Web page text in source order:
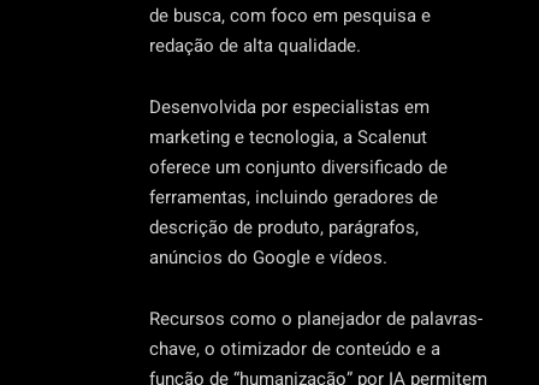
de busca, com foco em pesquisa e
redação de alta qualidade.
Desenvolvida por especialistas em
marketing e tecnologia, a Scalenut
oferece um conjunto diversificado de
ferramentas, incluindo geradores de
descrição de produto, parágrafos,
anúncios do Google e vídeos.
Recursos como o planejador de palavras-
chave, o otimizador de conteúdo e a
função de “humanização” por IA permitem